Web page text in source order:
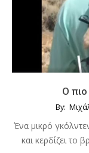
Ο
By:
Ένα μικρό
και κερδίζει το